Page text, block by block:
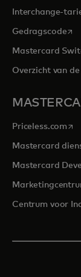
Interchange-
Gedragscode
Mastercard
Overzicht van
Priceless.com
Mastercard
Mastercard
Centrum voor